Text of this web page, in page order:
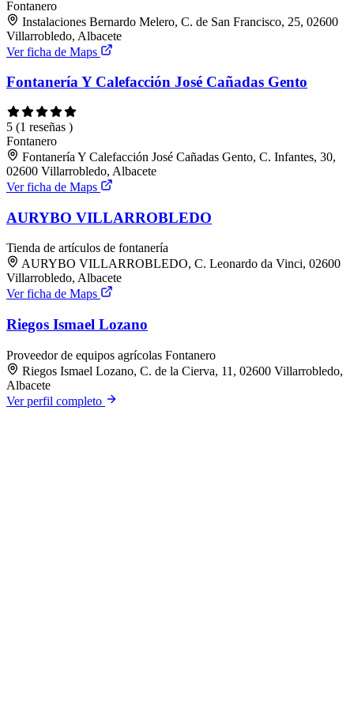
Fontanero
Instalaciones Bernardo Melero, C. de San Francisco, 25, 02600
Villarrobledo, Albacete
Ver ficha de Maps
Fontanería Y Calefacción José Cañadas Gento
5 (1 reseñas )
Fontanero
Fontanería Y Calefacción José Cañadas Gento, C. Infantes, 30,
02600 Villarrobledo, Albacete
Ver ficha de Maps
AURYBO VILLARROBLEDO
Tienda de artículos de fontanería
AURYBO VILLARROBLEDO, C. Leonardo da Vinci, 02600
Villarrobledo, Albacete
Ver ficha de Maps
Riegos Ismael Lozano
Proveedor de equipos agrícolas Fontanero
Riegos Ismael Lozano, C. de la Cierva, 11, 02600 Villarrobledo,
Albacete
Ver perfil completo